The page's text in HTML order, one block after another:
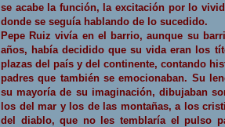
se acabe la función, la excitación por lo
donde se seguía hablando de lo sucedido.
Pepe Ruiz vivía en el barrio, aunque su
años, había decidido que su vida eran los
plazas del país y del continente, contando
padres que también se emocionaban. Su
su mayoría de su imaginación, dibujaban
los del mar y los de las montañas, a los
del diablo, que no les temblaría el pulso